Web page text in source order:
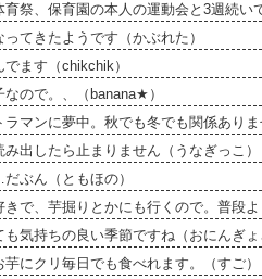
祭、保育園の本人の運動会と3週続い
てきたようです（かぶれた）
ます（chikchik）
ので。、（banana★）
マンに夢中。秋でも冬でも関係ありま
出したら止まりません（うなぎっこ）
ぶん（ともほの）
で、芋掘りとかにも行くので。普段よ
気持ちの良い季節ですね（おにんぎょ
にクリ毎日でも食べれます。（すご）